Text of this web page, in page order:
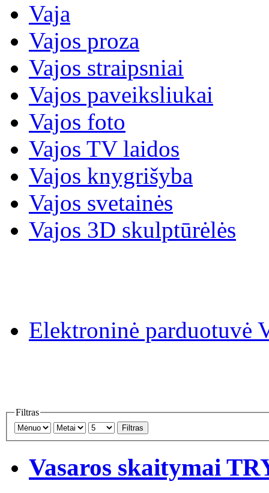
Vaja
Vajos proza
Vajos straipsniai
Vajos paveiksliukai
Vajos foto
Vajos TV laidos
Vajos knygrišyba
Vajos svetainės
Vajos 3D skulptūrėlės
Elektroninė parduotuvė
Filtras
Filtras
Vasaros skaitymai